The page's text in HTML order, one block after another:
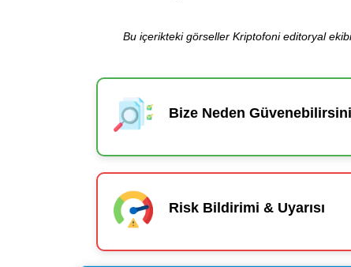
Bu içerikteki görseller Kriptofoni editoryal
Bize Neden
Risk Bildirimi & Uyarısı